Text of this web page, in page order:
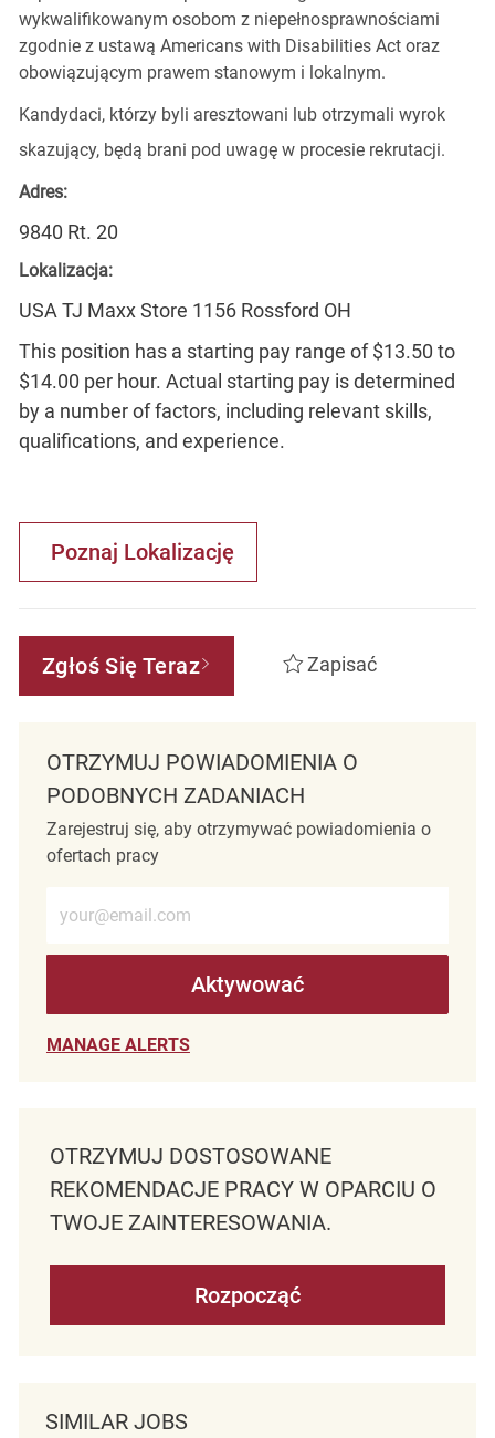
wykwalifikowanym osobom z niepełnosprawnościami
zgodnie z ustawą Americans with Disabilities Act oraz
obowiązującym prawem stanowym i lokalnym.
Kandydaci, którzy byli aresztowani lub otrzymali wyrok
skazujący, będą brani pod uwagę w procesie rekrutacji.
Adres:
9840 Rt. 20
Lokalizacja:
USA TJ Maxx Store 1156 Rossford OH
This position has a starting pay range of $13.50 to
$14.00 per hour. Actual starting pay is determined
by a number of factors, including relevant skills,
qualifications, and experience.
Poznaj Lokalizację
Zgłoś Się Teraz Zapisać
OTRZYMUJ POWIADOMIENIA O
PODOBNYCH ZADANIACH
Zarejestruj się, aby otrzymywać powiadomienia o
ofertach pracy
Aktywować
MANAGE ALERTS
OTRZYMUJ DOSTOSOWANE
REKOMENDACJE PRACY W OPARCIU O
TWOJE ZAINTERESOWANIA.
Rozpocząć
SIMILAR JOBS